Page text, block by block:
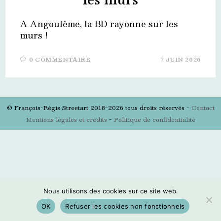
A Angoulême, la BD rayonne sur les
murs !
0 COMMENTAIRE 7 JUIN 2026
© François-Régis Streetart 2018-2026 tous droits réservés - Contact
Mentions légales et crédits - Politique de confidentialité
Nous utilisons des cookies sur ce site web.
OK
Refuser les cookies non fonctionnels